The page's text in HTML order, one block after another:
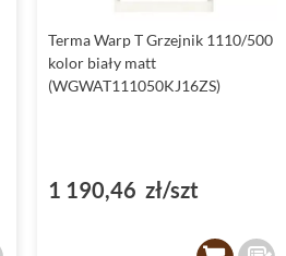
Terma Warp T Grzejnik 1110/500
kolor biały matt
(WGWAT111050KJ16ZS)
1 190,46 zł/szt